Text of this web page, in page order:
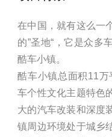
在中国，就有这么一
的”圣地“，它是众
酷车小镇。
酷车小镇总面积11
车个性文化主题特色
大的汽车改装和深度
镇周边环境处于城乡